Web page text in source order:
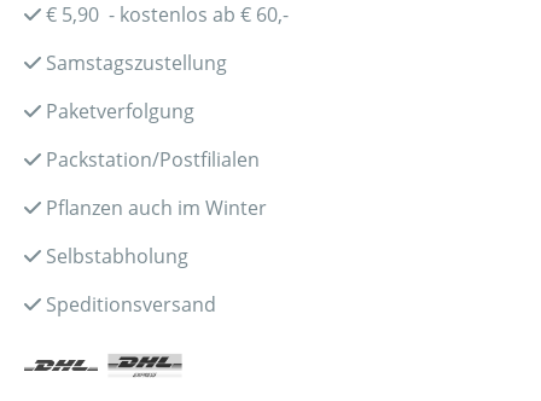
€ 5,90 - kostenlos ab € 60,-
Samstagszustellung
Paketverfolgung
Packstation/Postfilialen
Pflanzen auch im Winter
Selbstabholung
Speditionsversand